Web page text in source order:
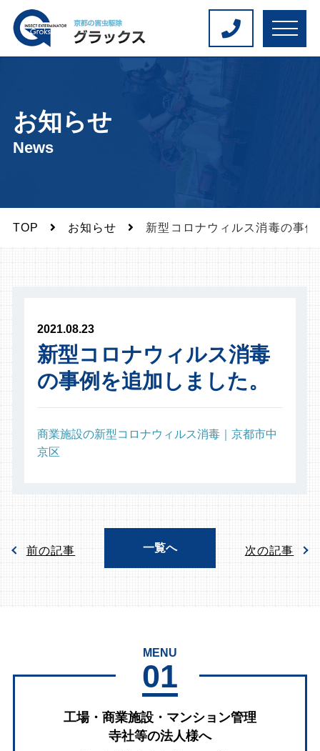
M
E
お知らせ
News
TOP お知らせ 新型コロナウィルス消毒の事
2021.08.23
新型コロナウィルス消毒
の事例を追加しました。
商業施設の新型コロナウィルス消毒｜京都市中
京区
前の記事 一覧へ 次の記事
MENU
01
工場・商業施設・マンション管理
寺社等の法人様へ